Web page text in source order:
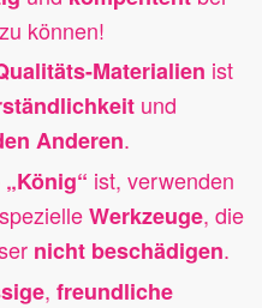
können!
Materialien ist
und
Anderen.
ist, verwenden
Werkzeuge, die
nicht beschädigen.
, freundliche